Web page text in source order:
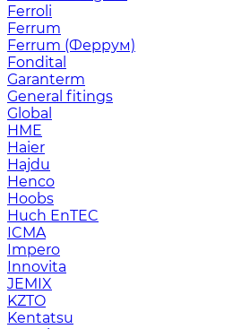
Ferroli
Ferrum
Ferrum (Феррум)
Fondital
Garanterm
General fitings
Global
HME
Haier
Hajdu
Henco
Hoobs
Huch EnTEC
ICMA
Impero
Innovita
JEMIX
KZTO
Kentatsu